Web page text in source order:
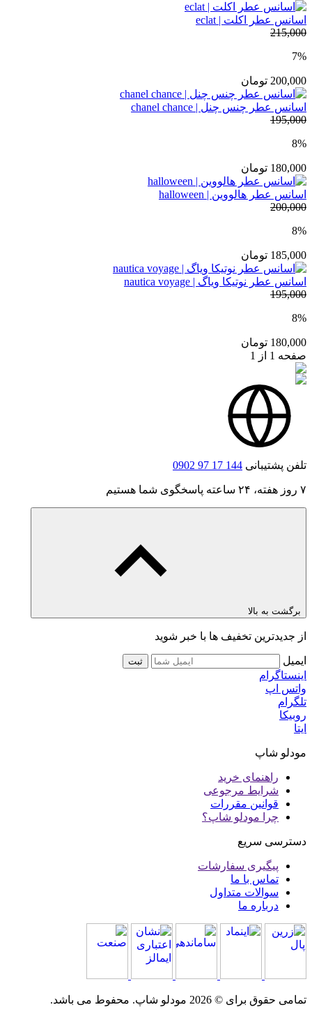
اسانس عطر اکلت | eclat
215,000
7%
200,000 تومان
اسانس عطر چنس چنل | chanel chance
195,000
8%
180,000 تومان
اسانس عطر هالووین | halloween
200,000
8%
185,000 تومان
اسانس عطر نوتیکا ویاگ | nautica voyage
195,000
8%
180,000 تومان
صفحه 1 از 1
تلفن پشتیبانی 0902 97 17 144
۷ روز هفته، ۲۴ ساعته پاسخگوی شما هستیم
برگشت به بالا
از جدیدترین تخفیف ها با خبر شوید
ایمیل ثبت
اینستاگرام
واتس اپ
تلگرام
روبیکا
ایتا
مودلو شاپ
راهنمای خرید
شرایط مرجوعی
قوانین مقررات
چرا مودلو شاپ؟
دسترسی سریع
پیگیری سفارشات
تماس با ما
سوالات متداول
درباره ما
تمامی حقوق برای © 2026 مودلو شاپ. محفوط می باشد.